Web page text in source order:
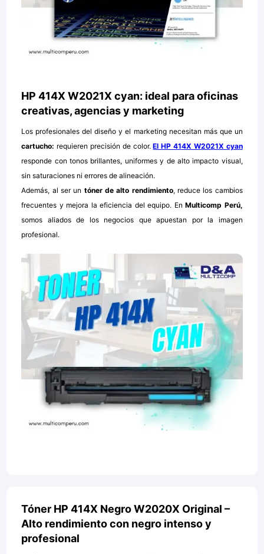
HP 414X W2021X cyan: ideal para oficinas
creativas, agencias y marketing
Los profesionales del diseño y el marketing necesitan más que un
cartucho: requieren precisión de color.El HP 414X W2021X cyan
responde con tonos brillantes, uniformes y de alto impacto visual,
sin saturaciones ni errores de alineación.
Además, al ser un tóner de alto rendimiento, reduce los cambios
frecuentes y mejora la eficiencia del equipo. En Multicomp Perú,
somos aliados de los negocios que apuestan por la imagen
profesional.
Tóner HP 414X Negro W2020X Original –
Alto rendimiento con negro intenso y
profesional